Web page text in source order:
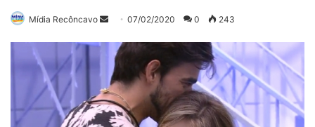
Mídia Recôncavo
Mande
e-
mail
07/02/2020 0 243